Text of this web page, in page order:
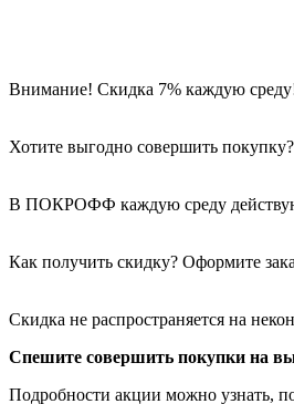
Внимание! Скидка 7% каждую
Хотите выгодно совершить покупку?
В ПОКРОФФ каждую среду
Как получить скидку? Оформите
Скидка не распространяется на
Спешите совершить покупки на
Подробности акции можно узнать,